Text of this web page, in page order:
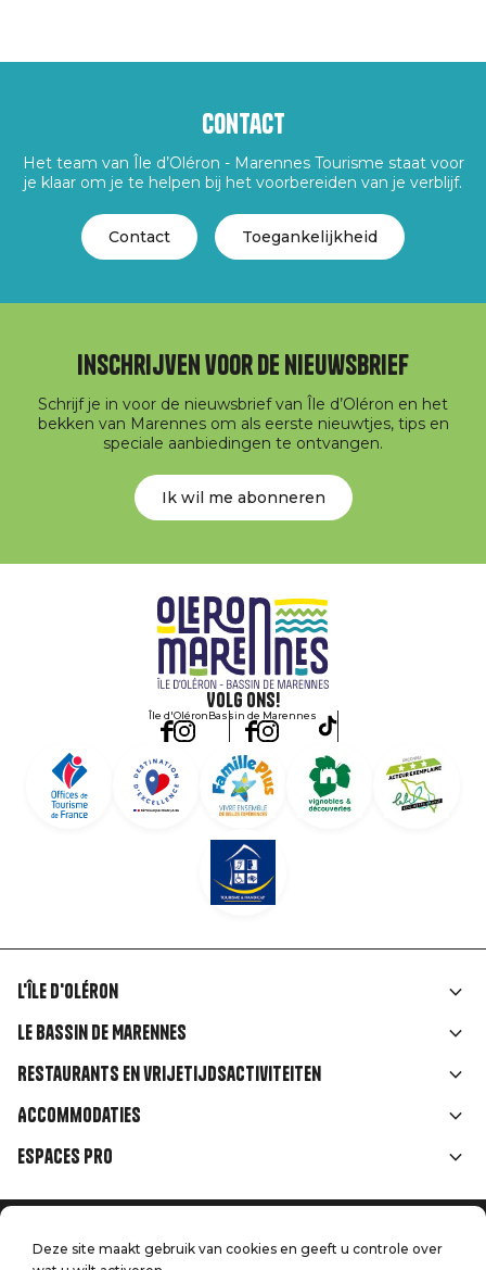
Contact
Het team van Île d’Oléron - Marennes Tourisme staat voor
je klaar om je te helpen bij het voorbereiden van je verblijf.
Contact Toegankelijkheid
Inschrijven voor de nieuwsbrief
Schrijf je in voor de nieuwsbrief van Île d’Oléron en het
bekken van Marennes om als eerste nieuwtjes, tips en
speciale aanbiedingen te ontvangen.
Ik wil me abonneren
Volg ons!
Île d'OléronBassin de Marennes
Liens
rubriques
L'île d'Oléron
Le Bassin de Marennes
Restaurants en vrijetijdsactiviteiten
Accommodaties
Espaces Pro
Menu
Juridische informatie
Deze site maakt gebruik van cookies en geeft u controle over